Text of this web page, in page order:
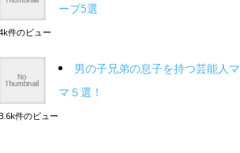
ーブ5選
件のビュー
男の子兄弟の息子を持つ芸能人マ
マ５選！
3.6k件のビュー